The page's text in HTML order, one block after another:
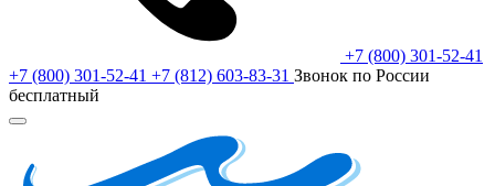
+7 (800) 301-52-41
+7 (800) 301-52-41 +7 (812) 603-83-31 Звонок по России
бесплатный